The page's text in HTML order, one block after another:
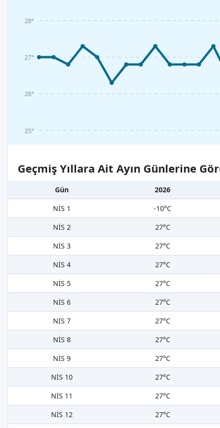
25°
26°
27°
28°
Geçmiş Yıllara Ait Ayın Günlerine
Gün
2026
NİS 1
-10°C
NİS 2
27°C
NİS 3
27°C
NİS 4
27°C
NİS 5
27°C
NİS 6
27°C
NİS 7
27°C
NİS 8
27°C
NİS 9
27°C
NİS 10
27°C
NİS 11
27°C
NİS 12
27°C